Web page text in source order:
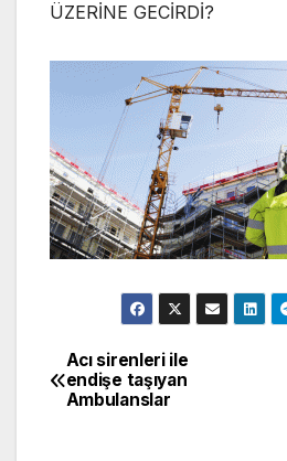
ÜZERİNE GECİRDİ?
Yazı
gezinmesi
Acı sirenleri ile
endişe taşıyan
Ambulanslar